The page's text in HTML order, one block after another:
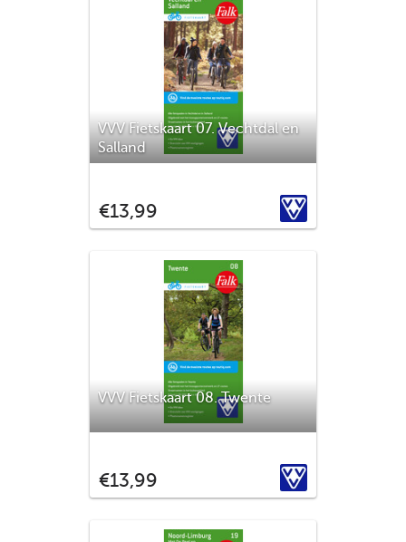
fietsroutes. Je verdwaald nooit
VVV Fietskaart 07. Vechtdal en
Salland
en grote rivieren en trotse bewoners die
het dialect nog omarmen. Ontdek dit oer-
Alle straatnamen in het buitengebied zijn
€13,99 VVV
VVV Fietskaart 08. Twente
Twentse boerenland biedt je mooie, pure
producten, zo van het land. Tegen een
onderweg op te eten, of om mee te nemen
€13,99 VVV